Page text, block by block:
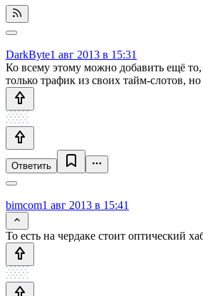
DarkByte1 авг 2013 в 15:31
Ко всему этому можно добавить ещё
только трафик из своих тайм-слотов,
Ответить
bimcom1 авг 2013 в 15:41
То есть на чердаке стоит оптический